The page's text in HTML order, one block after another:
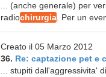
... (anche generale) per
radiochirurgia . Per un
Creato il 05 Marzo 2012
36. Re: captazione pet e
... stupiti dall'aggressivita'